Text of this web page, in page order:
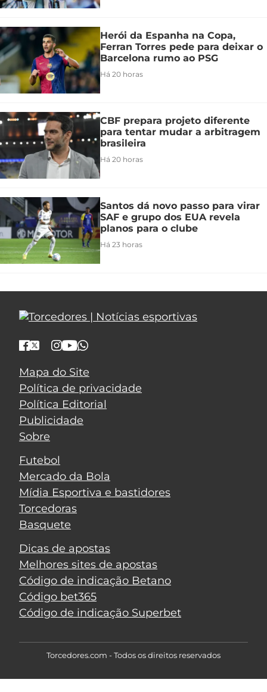
Herói da Espanha na Copa,
Ferran Torres pede para deixar o
Barcelona rumo ao PSG
Há 20 horas
CBF prepara projeto diferente
para tentar mudar a arbitragem
brasileira
Há 20 horas
Santos dá novo passo para virar
SAF e grupo dos EUA revela
planos para o clube
Há 23 horas
Mapa do Site
Política de privacidade
Política Editorial
Publicidade
Sobre
Futebol
Mercado da Bola
Mídia Esportiva e bastidores
Torcedoras
Basquete
Dicas de apostas
Melhores sites de apostas
Código de indicação Betano
Código bet365
Código de indicação Superbet
Torcedores.com - Todos os direitos reservados